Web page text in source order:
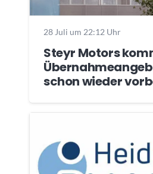
28 Juli um 22:12 Uhr
Steyr Motors
schon wieder